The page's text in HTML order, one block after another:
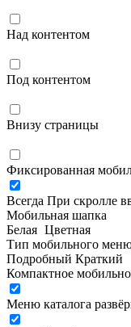
Над контентом
Под контентом
Внизу страницы
Фиксированная
Всегда При скролле
Мобильная шапка
Белая Цветная
Тип мобильного
Подробный Краткий
Компактное
Меню каталога